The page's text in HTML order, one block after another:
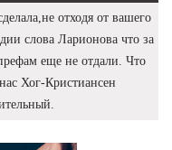
отходя от вашего
слова Ларионова что за
еще не отдали. Что
Хог-Кристиансен